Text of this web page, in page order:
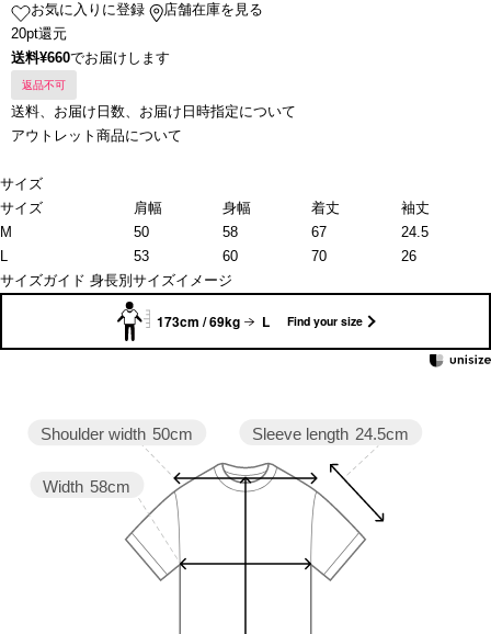
お気に入りに登録
店舗在庫を見る
20pt還元
送料¥660でお届けします
返品不可
送料、お届け日数、お届け日時指定について
アウトレット商品について
サイズ
サイズ
肩幅 身幅 着丈
袖丈
M
50 58 67
24.5
L
53 60 70
26
サイズガイド 身長別サイズイメージ
173cm / 69kg L Find your size
Sleeve length 24.5cm
Width 58cm
Shoulder width 50cm